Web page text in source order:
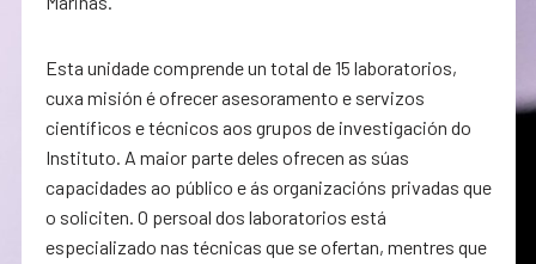
Esta unidade comprende un total de 15 laboratorios,
cuxa misión é ofrecer asesoramento e servizos
científicos e técnicos aos grupos de investigación do
Instituto. A maior parte deles ofrecen as súas
capacidades ao público e ás organizacións privadas que
o soliciten. O persoal dos laboratorios está
especializado nas técnicas que se ofertan, mentres que